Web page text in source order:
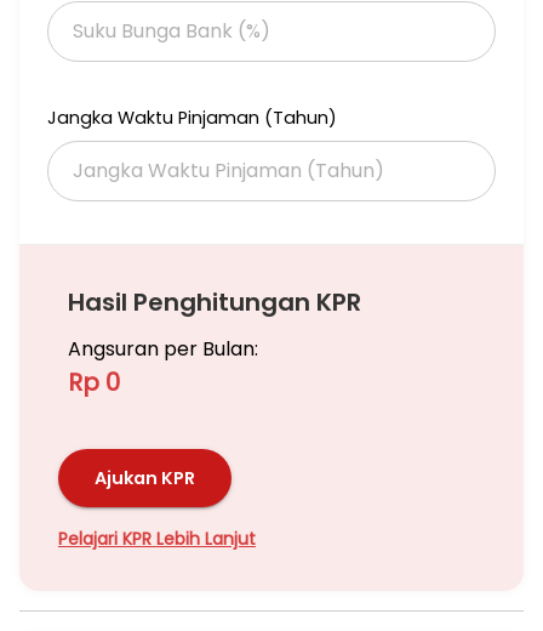
Jangka Waktu Pinjaman (Tahun)
Hasil Penghitungan KPR
Angsuran per Bulan:
Rp 0
Ajukan KPR
Pelajari KPR Lebih Lanjut